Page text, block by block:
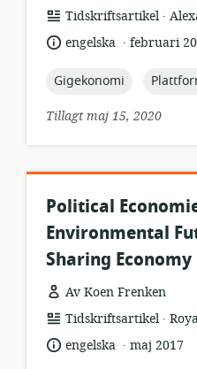
resursformat:
Tidskriftsartikel .
språk:engelska . februari
topic:
Gigekonomi topic:
Tillagt maj 15, 2020
Political
Environmental
Sharing Economy
Av Koen Frenken
resursformat:
Tidskriftsartikel .
språk:engelska . maj 2017